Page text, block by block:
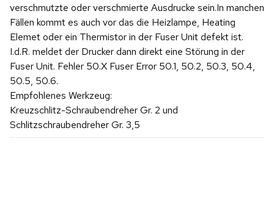
verschmutzte oder verschmierte Ausdrucke sein.In manchen
Fällen kommt es auch vor das die Heizlampe, Heating
Elemet oder ein Thermistor in der Fuser Unit defekt ist.
I.d.R. meldet der Drucker dann direkt eine Störung in der
Fuser Unit. Fehler 50.X Fuser Error 50.1, 50.2, 50.3, 50.4,
50.5, 50.6.
Empfohlenes Werkzeug:
Kreuzschlitz-Schraubendreher Gr. 2 und
Schlitzschraubendreher Gr. 3,5